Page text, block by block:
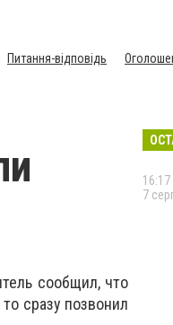
Питання-відповідь
сообщил, что
сразу позвонил
16:17
7